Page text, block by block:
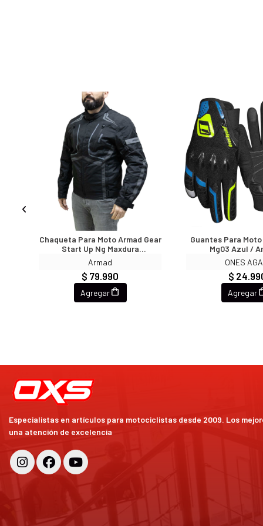
Chaqueta Para Moto Armad Gear
Start Up Ng Maxdura
Impermable
Armad
$ 79.990
Agregar
Guantes Para Moto
Mg03 Azul /
ONES
$
Agregar
Especialistas en artículos para motociclistas desde 2009. Los
una atención de excelencia